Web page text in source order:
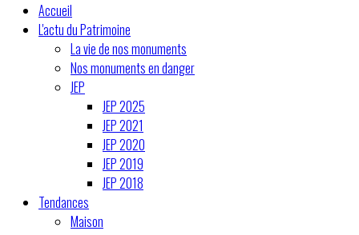
Accueil
L'actu du Patrimoine
La vie de nos monuments
Nos monuments en danger
JEP
JEP 2025
JEP 2021
JEP 2020
JEP 2019
JEP 2018
Tendances
Maison